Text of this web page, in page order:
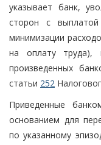
указывает банк,
сторон с
минимизации
на оплату труда),
произведенных
статьи 252
Приведенные
основанием для
по указанному